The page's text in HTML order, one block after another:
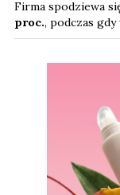
Firma spodziewa
proc., podczas